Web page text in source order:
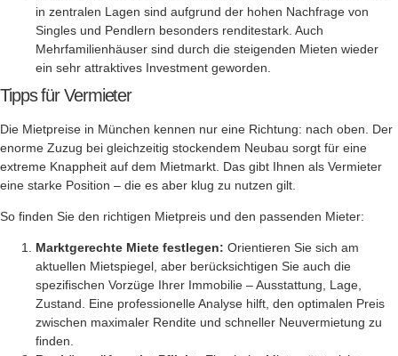
in zentralen Lagen sind aufgrund der hohen Nachfrage von
Singles und Pendlern besonders renditestark. Auch
Mehrfamilienhäuser sind durch die steigenden Mieten wieder
ein sehr attraktives Investment geworden.
Tipps für Vermieter
Die Mietpreise in München kennen nur eine Richtung: nach oben. Der
enorme Zuzug bei gleichzeitig stockendem Neubau sorgt für eine
extreme Knappheit auf dem Mietmarkt. Das gibt Ihnen als Vermieter
eine starke Position – die es aber klug zu nutzen gilt.
So finden Sie den richtigen Mietpreis und den passenden Mieter:
Marktgerechte Miete festlegen: Orientieren Sie sich am
aktuellen Mietspiegel, aber berücksichtigen Sie auch die
spezifischen Vorzüge Ihrer Immobilie – Ausstattung, Lage,
Zustand. Eine professionelle Analyse hilft, den optimalen Preis
zwischen maximaler Rendite und schneller Neuvermietung zu
finden.